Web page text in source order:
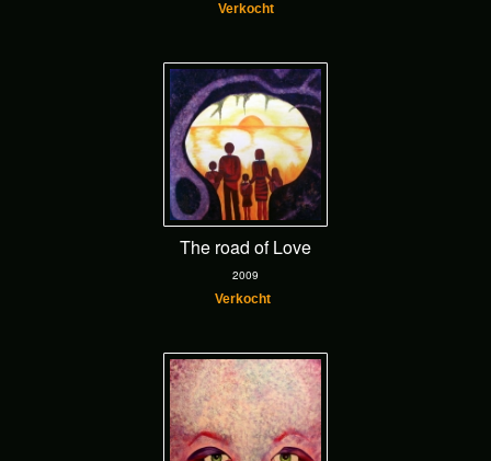
Verkocht
The road of Love
2009
Verkocht